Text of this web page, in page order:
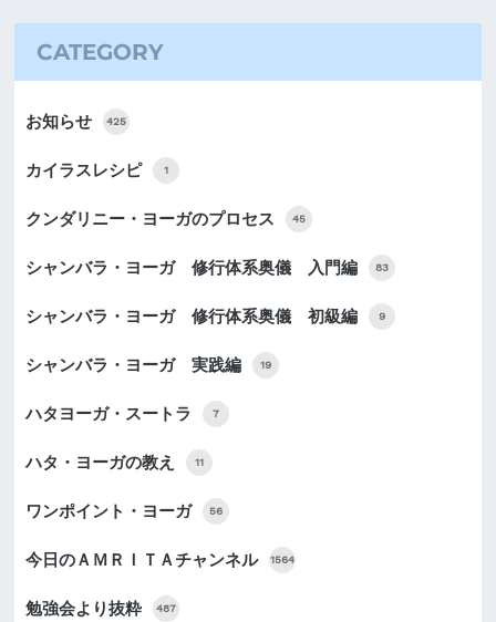
CATEGORY
お知らせ 425
カイラスレシピ 1
クンダリニー・ヨーガのプロセス 45
シャンバラ・ヨーガ 修行体系奥儀 入門編 83
シャンバラ・ヨーガ 修行体系奥儀 初級編 9
シャンバラ・ヨーガ 実践編 19
ハタヨーガ・スートラ 7
ハタ・ヨーガの教え 11
ワンポイント・ヨーガ 56
今日のＡＭＲＩＴＡチャンネル 1564
勉強会より抜粋 487